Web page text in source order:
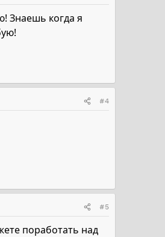
Знаешь когда я
#4
#5
поработать над